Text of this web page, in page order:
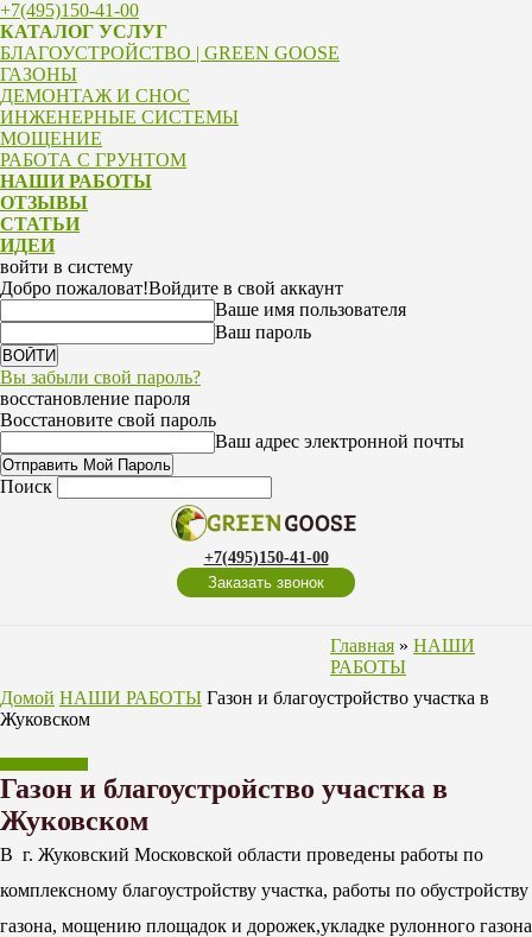
+7(495)150-41-00
КАТАЛОГ УСЛУГ
БЛАГОУСТРОЙСТВО | GREEN GOOSE
ГАЗОНЫ
ДЕМОНТАЖ И СНОС
ИНЖЕНЕРНЫЕ СИСТЕМЫ
МОЩЕНИЕ
РАБОТА С ГРУНТОМ
НАШИ РАБОТЫ
ОТЗЫВЫ
СТАТЬИ
ИДЕИ
войти в систему
Добро пожаловат!Войдите в свой аккаунт
Ваше имя пользователя
Ваш пароль
Вы забыли свой пароль?
восстановление пароля
Восстановите свой пароль
Ваш адрес электронной почты
Поиск
+7(495)150-41-00
Заказать звонок
Главная » НАШИ
РАБОТЫ
Домой НАШИ РАБОТЫ Газон и благоустройство участка в
Жуковском
Газон и благоустройство участка в
Жуковском
В г. Жуковский Московской области проведены работы по
комплексному благоустройству участка, работы по обустройству
газона, мощению площадок и дорожек,укладке рулонного газона